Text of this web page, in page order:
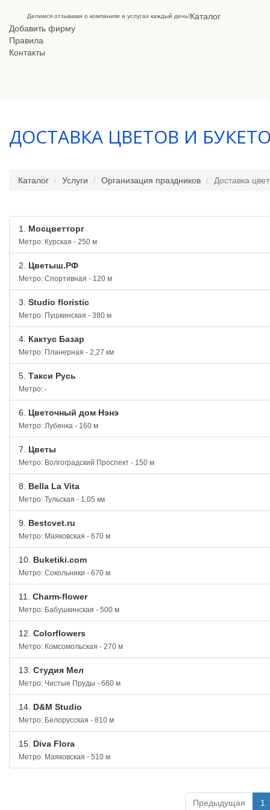
Делимся отзывами о компаниях и услугах каждый день!Каталог
Добавить фирму
Правила
Контакты
ДОСТАВКА ЦВЕТОВ И
Каталог Услуги Организация праздников Доставка
1. Мосцветторг
Метро: Курская - 250 м
2. Цветыш.РФ
Метро: Спортивная - 120 м
3. Studio floristic
Метро: Пушкинская - 380 м
4. Кактус Базар
Метро: Планерная - 2,27 км
5. Такси Русь
Метро: -
6. Цветочный дом Нэнэ
Метро: Лубянка - 160 м
7. Цветы
Метро: Волгоградский Проспект - 150 м
8. Bella La Vita
Метро: Тульская - 1,05 км
9. Bestcvet.ru
Метро: Маяковская - 670 м
10. Buketiki.com
Метро: Сокольники - 670 м
11. Charm-flower
Метро: Бабушкинская - 500 м
12. Colorflowers
Метро: Комсомольская - 270 м
13. Cтудия Мел
Метро: Чистые Пруды - 660 м
14. D&M Studio
Метро: Белорусская - 810 м
15. Diva Flora
Метро: Маяковская - 510 м
Предыдущая 1